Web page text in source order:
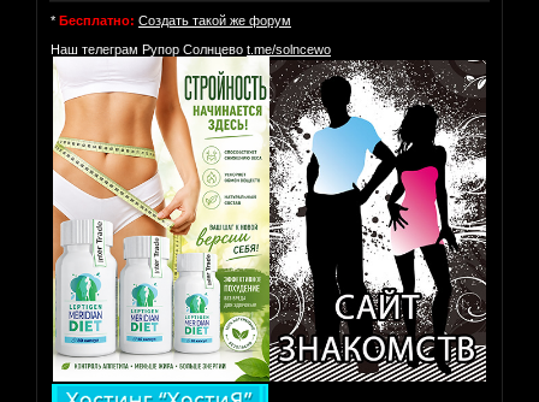
* Бесплатно: Создать такой же форум
Наш телеграм Рупор Солнцево t.me/solncewo